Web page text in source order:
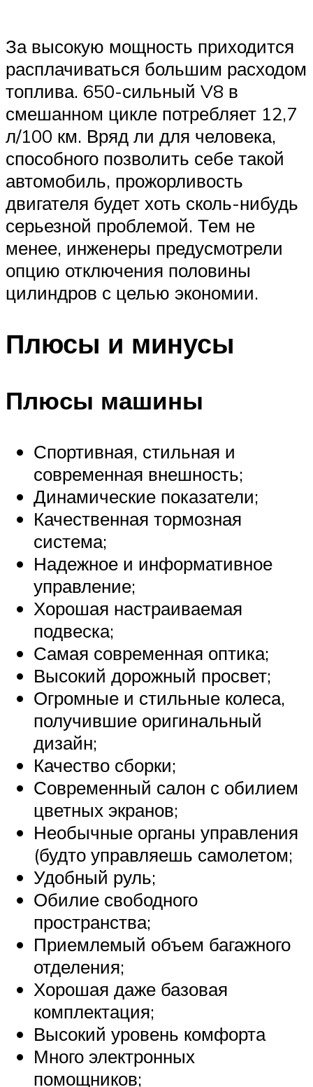
За высокую мощность приходится
расплачиваться большим расходом
топлива. 650-сильный V8 в
смешанном цикле потребляет 12,7
л/100 км. Вряд ли для человека,
способного позволить себе такой
автомобиль, прожорливость
двигателя будет хоть сколь-нибудь
серьезной проблемой. Тем не
менее, инженеры предусмотрели
опцию отключения половины
цилиндров с целью экономии.
Плюсы и минусы
Плюсы машины
Спортивная, стильная и
современная внешность;
Динамические показатели;
Качественная тормозная
система;
Надежное и информативное
управление;
Хорошая настраиваемая
подвеска;
Самая современная оптика;
Высокий дорожный просвет;
Огромные и стильные колеса,
получившие оригинальный
дизайн;
Качество сборки;
Современный салон с обилием
цветных экранов;
Необычные органы управления
(будто управляешь самолетом;
Удобный руль;
Обилие свободного
пространства;
Приемлемый объем багажного
отделения;
Хорошая даже базовая
комплектация;
Высокий уровень комфорта
Много электронных
помощников;